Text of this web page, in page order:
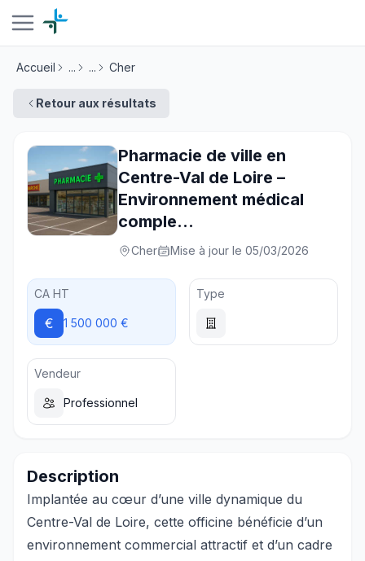
Accueil ... ... Cher
Retour aux résultats
Pharmacie de ville en
Centre-Val de Loire –
Environnement médical
comple...
Cher Mise à jour le 05/03/2026
CA HT
€ 1 500 000 €
Type
Vendeur
Professionnel
Description
Implantée au cœur d’une ville dynamique du
Centre-Val de Loire, cette officine bénéficie d’un
environnement commercial attractif et d’un cadre